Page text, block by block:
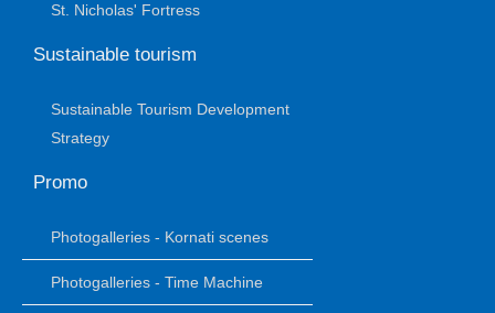
St. Nicholas' Fortress
Sustainable tourism
Sustainable Tourism Development
Strategy
Promo
Photogalleries - Kornati scenes
Photogalleries - Time Machine